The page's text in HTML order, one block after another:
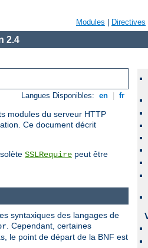
Modules Directives
2.4
Langues Disponibles: en fr
modules du serveur HTTP
Ce document décrit
SSLRequire peut être
syntaxiques des langages de
. Cependant, certaines
le point de départ de la BNF est